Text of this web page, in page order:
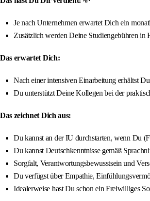
Je nach Unternehmen erwartet Dich ein
Zusätzlich werden Deine Studiengebühren
Das erwartet Dich:
Nach einer intensiven Einarbeitung erhältst
Du unterstützt Deine Kollegen bei der
Das zeichnet Dich aus:
Du kannst an der IU durchstarten, wenn Du
Du kannst Deutschkenntnisse gemäß
Sorgfalt, Verantwortungsbewusstsein und
Du verfügst über Empathie,
Idealerweise hast Du schon ein Freiwilliges